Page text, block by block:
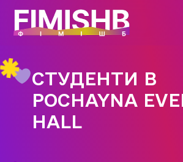
ГОЛОВНА
ІНДУСТРІЇ ДОЗВІЛЛЯ
МЕТА, ЗАВДАННЯ ТА
ВИКЛАДАЦЬКИЙ СКЛАД
СТУДЕНТИ В
POCHAYNA
HALL